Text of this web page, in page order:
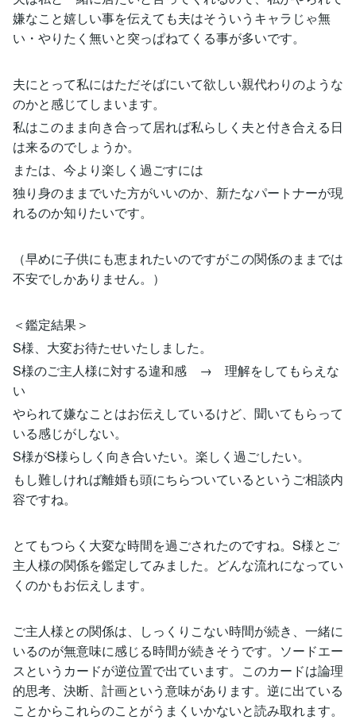
嫌なこと嬉しい事を伝えても夫はそういうキャラじゃ無
い・やりたく無いと突っぱねてくる事が多いです。
夫にとって私にはただそばにいて欲しい親代わりのような
のかと感じてしまいます。
私はこのまま向き合って居れば私らしく夫と付き合える日
は来るのでしょうか。
または、今より楽しく過ごすには
独り身のままでいた方がいいのか、新たなパートナーが現
れるのか知りたいです。
（早めに子供にも恵まれたいのですがこの関係のままでは
不安でしかありません。）
＜鑑定結果＞
S様、大変お待たせいたしました。
S様のご主人様に対する違和感 → 理解をしてもらえな
い
やられて嫌なことはお伝えしているけど、聞いてもらって
いる感じがしない。
S様がS様らしく向き合いたい。楽しく過ごしたい。
もし難しければ離婚も頭にちらついているというご相談内
容ですね。
とてもつらく大変な時間を過ごされたのですね。S様とご
主人様の関係を鑑定してみました。どんな流れになってい
くのかもお伝えします。
ご主人様との関係は、しっくりこない時間が続き、一緒に
いるのが無意味に感じる時間が続きそうです。ソードエー
スというカードが逆位置で出ています。このカードは論理
的思考、決断、計画という意味があります。逆に出ている
ことからこれらのことがうまくいかないと読み取れます。